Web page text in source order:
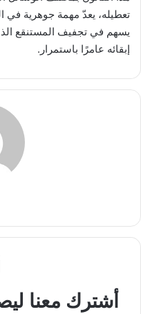
تعطيله، يعدّ مهمة جوهرية في
يسهم في تجفيف المستنقع
إبقائه عامرًا باستمرار.
أشترك معنا